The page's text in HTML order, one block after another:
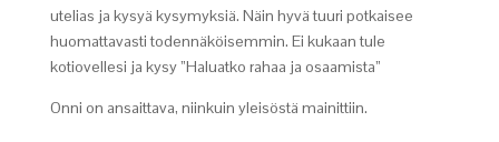
utelias ja kysyä kysymyksiä. Näin hyvä tuuri potkaisee
huomattavasti todennäköisemmin. Ei kukaan tule
kotiovellesi ja kysy ”Haluatko rahaa ja osaamista”
Onni on ansaittava, niinkuin yleisöstä mainittiin.